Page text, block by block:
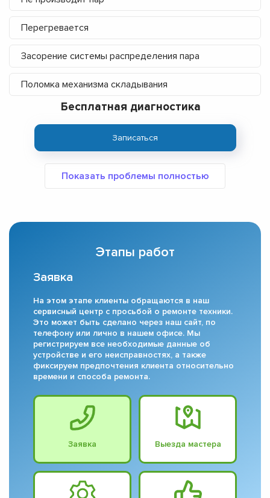
Перегревается
Засорение системы распределения пара
Поломка механизма складывания
Бесплатная диагностика
Записаться
Этапы работ
Заявка
На этом этапе клиенты обращаются в наш
сервисный центр с просьбой о ремонте техники.
Это может быть сделано через наш сайт, по
телефону или лично в нашем офисе. Мы
регистрируем все необходимые данные об
устройстве и его неисправностях, а также
фиксируем предпочтения клиента относительно
времени и способа ремонта.
Заявка Выезда мастера